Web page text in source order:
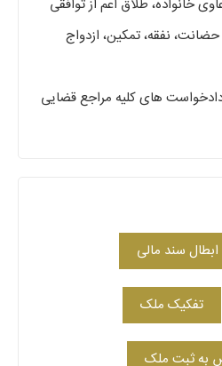
خانواده، طلاق اعم از توافقی
نفقه، تمکین، ازدواج
دادخواست های کلیه مراجع قضایی
ابطال سند مالی
تفکیک ملک
به ثبت ملک